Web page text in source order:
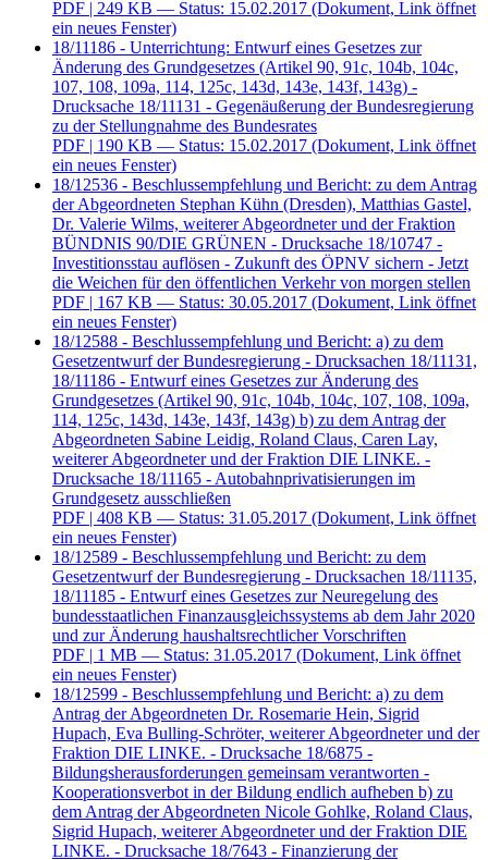
PDF | 249 KB — Status: 15.02.2017 (Dokument, Link öffnet
ein neues Fenster)
18/11186 - Unterrichtung: Entwurf eines Gesetzes zur
Änderung des Grundgesetzes (Artikel 90, 91c, 104b, 104c,
107, 108, 109a, 114, 125c, 143d, 143e, 143f, 143g) -
Drucksache 18/11131 - Gegenäußerung der Bundesregierung
zu der Stellungnahme des Bundesrates
PDF | 190 KB — Status: 15.02.2017 (Dokument, Link öffnet
ein neues Fenster)
18/12536 - Beschlussempfehlung und Bericht: zu dem Antrag
der Abgeordneten Stephan Kühn (Dresden), Matthias Gastel,
Dr. Valerie Wilms, weiterer Abgeordneter und der Fraktion
BÜNDNIS 90/DIE GRÜNEN - Drucksache 18/10747 -
Investitionsstau auflösen - Zukunft des ÖPNV sichern - Jetzt
die Weichen für den öffentlichen Verkehr von morgen stellen
PDF | 167 KB — Status: 30.05.2017 (Dokument, Link öffnet
ein neues Fenster)
18/12588 - Beschlussempfehlung und Bericht: a) zu dem
Gesetzentwurf der Bundesregierung - Drucksachen 18/11131,
18/11186 - Entwurf eines Gesetzes zur Änderung des
Grundgesetzes (Artikel 90, 91c, 104b, 104c, 107, 108, 109a,
114, 125c, 143d, 143e, 143f, 143g) b) zu dem Antrag der
Abgeordneten Sabine Leidig, Roland Claus, Caren Lay,
weiterer Abgeordneter und der Fraktion DIE LINKE. -
Drucksache 18/11165 - Autobahnprivatisierungen im
Grundgesetz ausschließen
PDF | 408 KB — Status: 31.05.2017 (Dokument, Link öffnet
ein neues Fenster)
18/12589 - Beschlussempfehlung und Bericht: zu dem
Gesetzentwurf der Bundesregierung - Drucksachen 18/11135,
18/11185 - Entwurf eines Gesetzes zur Neuregelung des
bundesstaatlichen Finanzausgleichssystems ab dem Jahr 2020
und zur Änderung haushaltsrechtlicher Vorschriften
PDF | 1 MB — Status: 31.05.2017 (Dokument, Link öffnet
ein neues Fenster)
18/12599 - Beschlussempfehlung und Bericht: a) zu dem
Antrag der Abgeordneten Dr. Rosemarie Hein, Sigrid
Hupach, Eva Bulling-Schröter, weiterer Abgeordneter und der
Fraktion DIE LINKE. - Drucksache 18/6875 -
Bildungsherausforderungen gemeinsam verantworten -
Kooperationsverbot in der Bildung endlich aufheben b) zu
dem Antrag der Abgeordneten Nicole Gohlke, Roland Claus,
Sigrid Hupach, weiterer Abgeordneter und der Fraktion DIE
LINKE. - Drucksache 18/7643 - Finanzierung der